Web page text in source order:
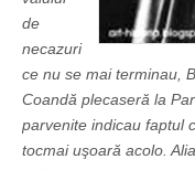
de
necazuri
ce nu se mai terminau,
Coandă plecaseră la
parvenite indicau faptul
tocmai uşoară acolo.